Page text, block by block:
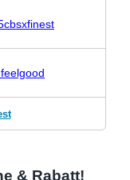
& Rabatt!